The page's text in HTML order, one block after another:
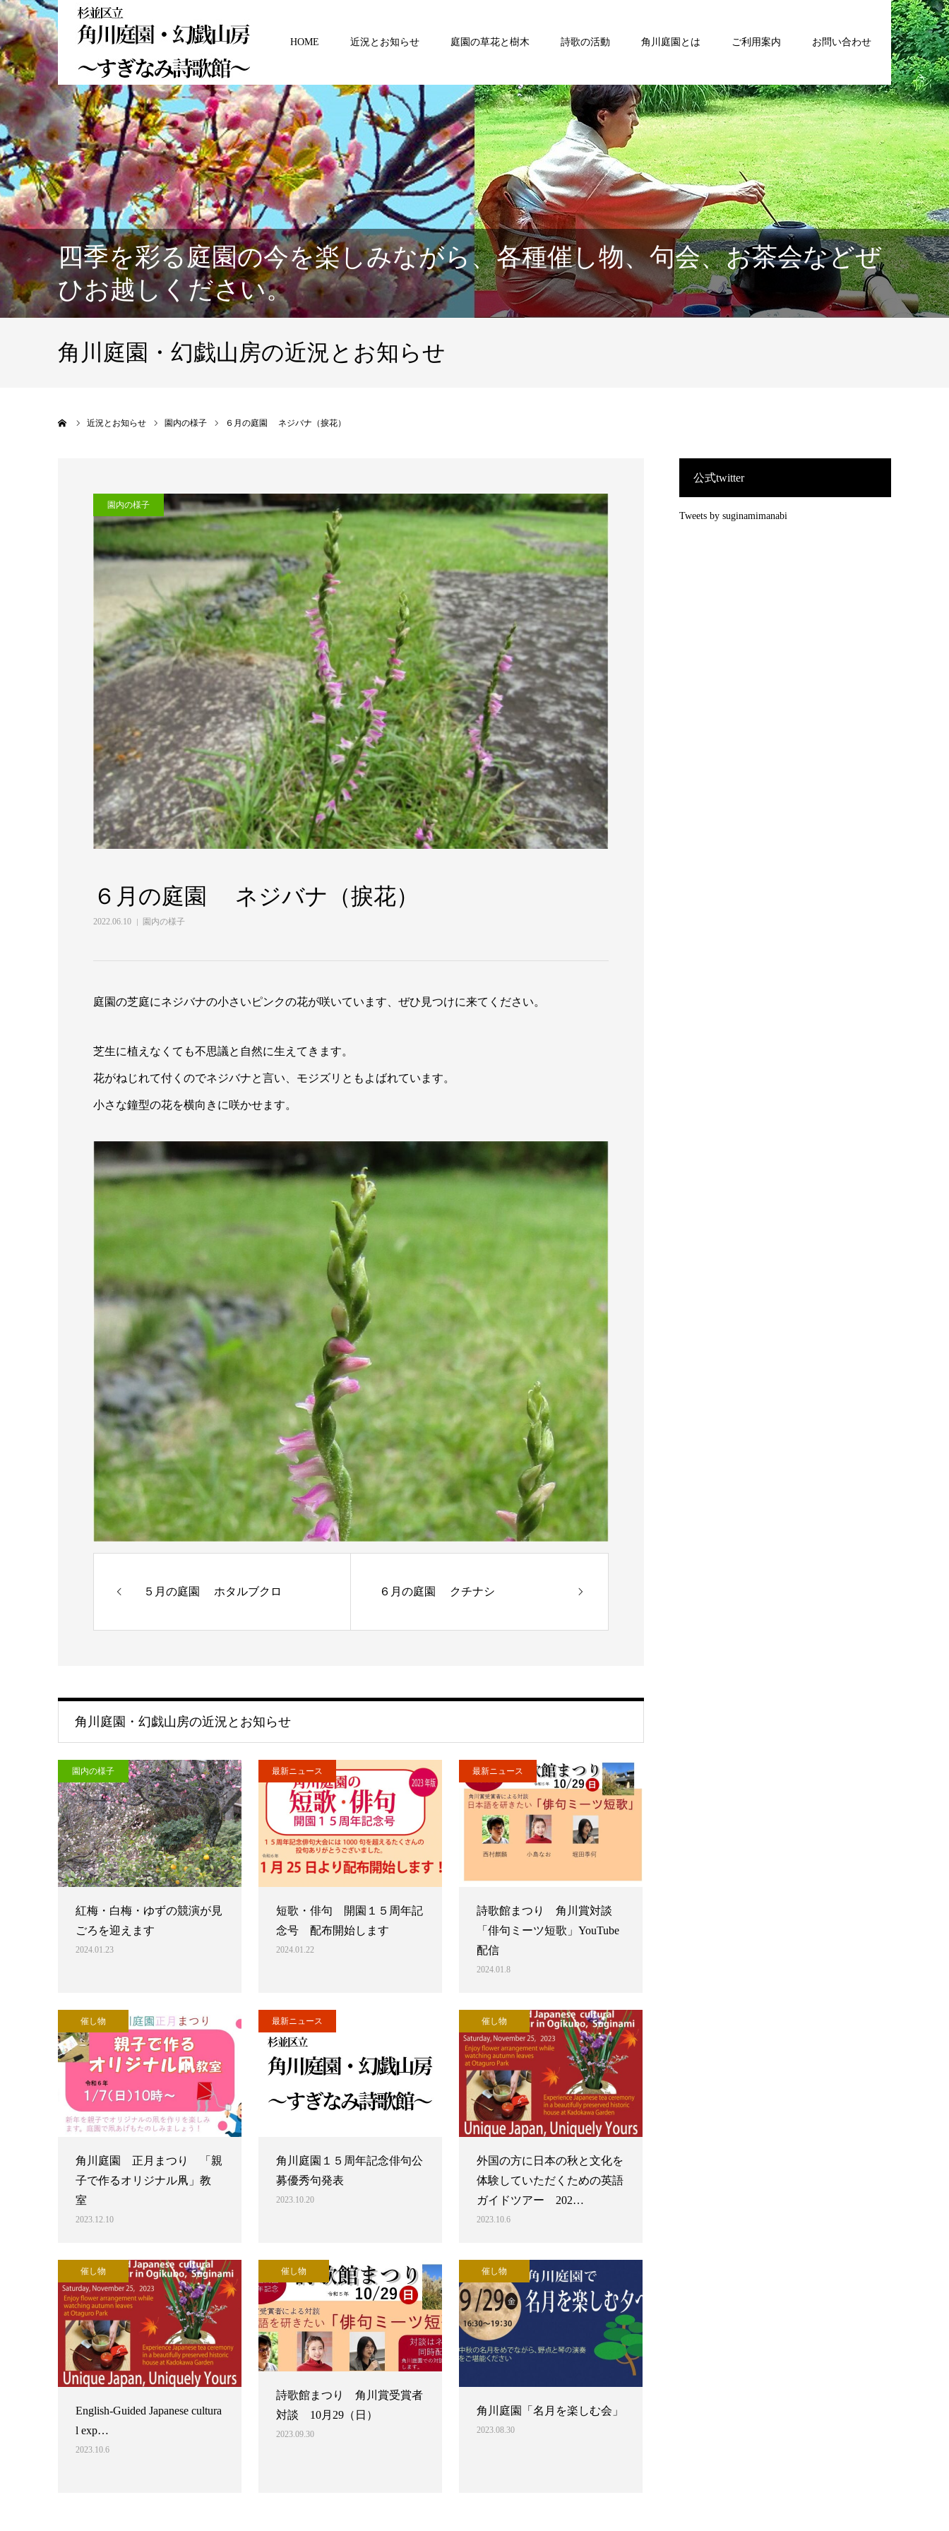
HOME 近況とお知らせ 庭園の草花と樹木 詩歌の活動 角川庭園とは ご利用案内 お問い合わせ
四季を彩る庭園の今を楽しみながら、各種催し物、句会、お茶会などぜ
ひお越しください。
角川庭園・幻戯山房の近況とお知らせ
近況とお知らせ 園内の様子 ６月の庭園 ネジバナ（捩花）
園内の様子
６月の庭園 ネジバナ（捩花）
2022.06.10 園内の様子
庭園の芝庭にネジバナの小さいピンクの花が咲いています、ぜひ見つけに来てください。
芝生に植えなくても不思議と自然に生えてきます。
花がねじれて付くのでネジバナと言い、モジズリともよばれています。
小さな鐘型の花を横向きに咲かせます。
５月の庭園 ホタルブクロ ６月の庭園 クチナシ
角川庭園・幻戯山房の近況とお知らせ
園内の様子
紅梅・白梅・ゆずの競演が見
ごろを迎えます
2024.01.23
最新ニュース
短歌・俳句 開園１５周年記
念号 配布開始します
2024.01.22
最新ニュース
詩歌館まつり 角川賞対談
「俳句ミーツ短歌」YouTube
配信
2024.01.8
催し物
角川庭園 正月まつり 「親
子で作るオリジナル凧」教
室
2023.12.10
最新ニュース
角川庭園１５周年記念俳句公
募優秀句発表
2023.10.20
催し物
外国の方に日本の秋と文化を
体験していただくための英語
ガイドツアー 202…
2023.10.6
催し物
English-Guided Japanese cultura
l exp…
2023.10.6
催し物
詩歌館まつり 角川賞受賞者
対談 10月29（日）
2023.09.30
催し物
角川庭園「名月を楽しむ会」
2023.08.30
公式twitter
Tweets by suginamimanabi